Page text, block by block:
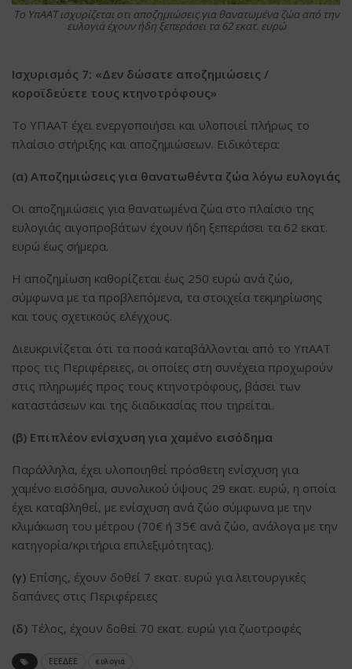
Το ΥπΑΑΤ ισχυρίζεται οτι αποζημιώσεις για θανατωμένα ζώα από την
ευλογιά έχουν ήδη ξεπεράσει τα 62 εκατ. ευρώ
Ισχυρισμός 7: «Δεν δώσατε αποζημιώσεις /
κοροϊδεύετε τους κτηνοτρόφους»
Το ΥΠΑΑΤ έχει ενεργοποιήσει και υλοποιεί πλήρως το
πλαίσιο στήριξης και αποζημιώσεων. Ειδικότερα:
(α) Αποζημιώσεις για θανατωθέντα ζώα λόγω ευλογιάς
Οι αποζημιώσεις για θανατωμένα ζώα στο πλαίσιο της
ευλογιάς αιγοπροβάτων έχουν ήδη ξεπεράσει τα 62 εκατ.
ευρώ έως σήμερα.
Η αποζημίωση καθορίζεται έως 250 ευρώ ανά ζώο,
σύμφωνα με τα προβλεπόμενα, τα στοιχεία τεκμηρίωσης
και τους σχετικούς ελέγχους.
Διευκρινίζεται ότι τα ποσά καταβάλλονται από το ΥπΑΑΤ
προς τις Περιφέρειες, οι οποίες στη συνέχεια προχωρούν
στις πληρωμές προς τους κτηνοτρόφους, βάσει των
καταστάσεων και της διαδικασίας που τηρείται.
(β) Επιπλέον ενίσχυση για χαμένο εισόδημα
Παράλληλα, έχει υλοποιηθεί πρόσθετη ενίσχυση για
χαμένο εισόδημα, συνολικού ύψους 29 εκατ. ευρώ, η οποία
έχει καταβληθεί, με ενίσχυση ανά ζώο σύμφωνα με την
κλιμάκωση του μέτρου (70€ ή 35€ ανά ζώο, ανάλογα με την
κατηγορία/κριτήρια επιλεξιμότητας).
(γ) Επίσης, έχουν δοθεί 7 εκατ. ευρώ για λειτουργικές
δαπάνες στις Περιφέρειες
(δ) Τέλος, έχουν δοθεί 70 εκατ. ευρώ για ζωοτροφές
ΕΕΕΔΕΕ ευλογιά